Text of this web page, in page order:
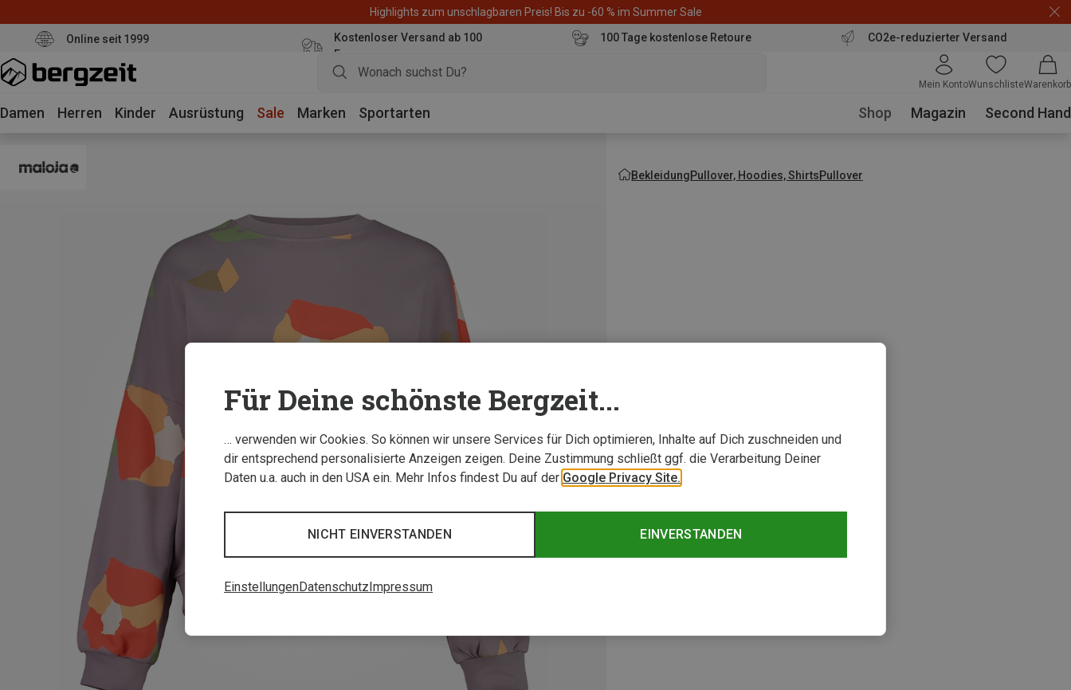
Highlights zum unschlagbaren Preis! Bis zu -60 % im Summer Sale
Online seit 1999
Kostenloser Versand ab 100
Euro
100 Tage kostenlose Retoure CO2e-reduzierter Versand
Mein KontoWunschlisteWarenkorb
Damen Herren Kinder Ausrüstung Sale Marken Sportarten Shop Magazin Second Hand
BekleidungPullover, Hoodies, ShirtsPullover
Für Deine schönste Bergzeit...
… verwenden wir Cookies. So können wir unsere Services für Dich optimieren, Inhalte auf Dich zuschneiden und
dir entsprechend personalisierte Anzeigen zeigen. Deine Zustimmung schließt ggf. die Verarbeitung Deiner
Daten u.a. auch in den USA ein. Mehr Infos findest Du auf der Google Privacy Site.
EINVERSTANDEN
NICHT EINVERSTANDEN
EinstellungenDatenschutz Impressum